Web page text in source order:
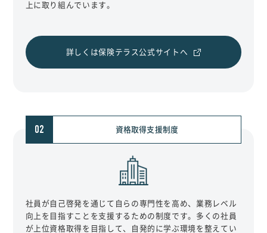
上に取り組んでいます。
詳しくは保険テラス公式サイトへ
02 資格取得支援制度
社員が自己啓発を通じて自らの専門性を高め、業務レベル
向上を目指すことを支援するための制度です。多くの社員
が上位資格取得を目指して、自発的に学ぶ環境を整えてい